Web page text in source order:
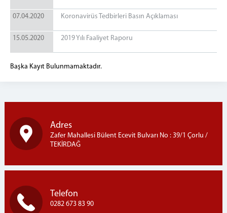
07.04.2020 Koronavirüs Tedbirleri Basın Açıklaması
15.05.2020 2019 Yılı Faaliyet Raporu
Başka Kayıt Bulunmamaktadır.
Adres
Zafer Mahallesi Bülent Ecevit Bulvarı No : 39/1 Çorlu /
TEKİRDAĞ
Telefon
0282 673 83 90